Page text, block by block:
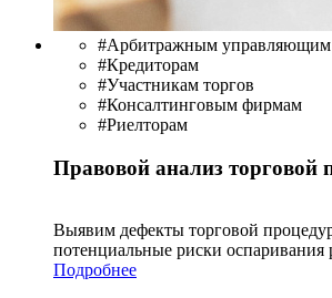
#Арбитражным управляющим
#Кредиторам
#Участникам торгов
#Консалтинговым фирмам
#Риелторам
Правовой анализ торговой
Выявим дефекты торговой
потенциальные риски оспаривания
Подробнее